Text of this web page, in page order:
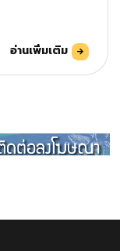
อ่านเพิ่มเติม